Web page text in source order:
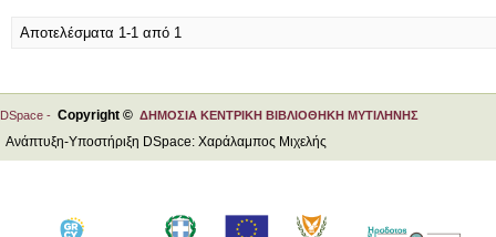
Αποτελέσματα 1-1 από 1
DSpace - Copyright © ΔΗΜΟΣΙΑ ΚΕΝΤΡΙΚΗ ΒΙΒΛΙΟΘΗΚΗ ΜΥΤΙΛΗΝΗΣ
Ανάπτυξη-Υποστήριξη DSpace: Χαράλαμπος Μιχελής